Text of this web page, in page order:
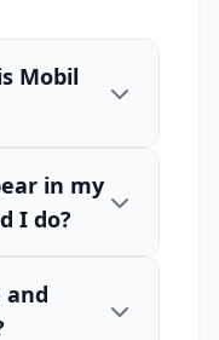
Mobil
in my
I do?
and